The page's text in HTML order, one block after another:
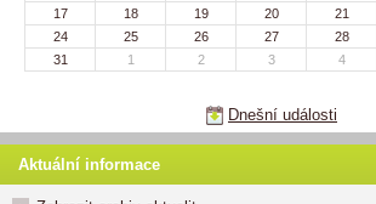
17
18 19 20 21
24
25 26 27 28
31
1 2 3 4
Dnešní události
Aktuální informace